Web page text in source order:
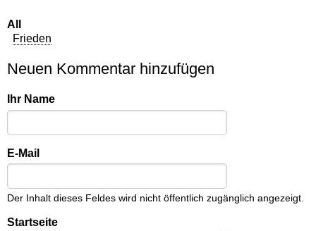
All
Frieden
Neuen Kommentar hinzufügen
Ihr Name
E-Mail
Der Inhalt dieses Feldes wird nicht öffentlich zugänglich angezeigt.
Startseite